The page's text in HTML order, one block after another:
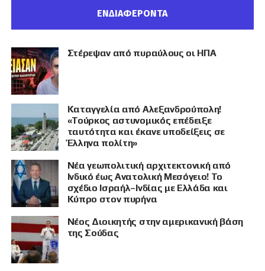
ΕΝΔΙΑΦΕΡΟΝΤΑ
Στέρεψαν από πυραύλους οι ΗΠΑ
Καταγγελία από Αλεξανδρούπολη!
«Τούρκος αστυνομικός επέδειξε
ταυτότητα και έκανε υποδείξεις σε
Έλληνα πολίτη»
Νέα γεωπολιτική αρχιτεκτονική από
Ινδικό έως Ανατολική Μεσόγειο! Το
σχέδιο Ισραήλ–Ινδίας με Ελλάδα και
Κύπρο στον πυρήνα
Νέος Διοικητής στην αμερικανική βάση
της Σούδας